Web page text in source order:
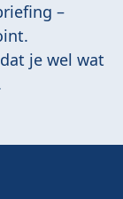
–
je wel wat